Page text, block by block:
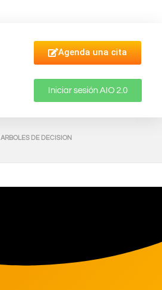
Agenda una cita
Iniciar sesión AIO 2.0
ARBOLES DE DECISION